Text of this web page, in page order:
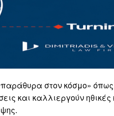
στον κόσμο»
και καλλιεργούν